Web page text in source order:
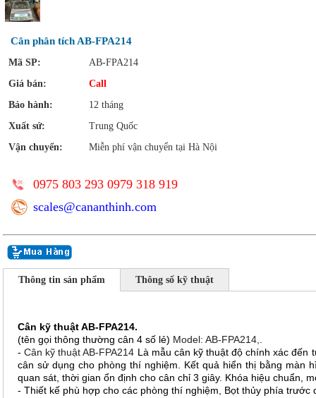
Cân phân tích AB-FPA214
Mã SP:
AB-FPA214
Giá bán:
Call
Bảo hành:
12 tháng
Xuất sứ:
Trung Quốc
Vận chuyển:
Miễn phí vận chuyển tại Hà Nội
0975 803 293 0979 318 919
scales@cananthinh.com
Thông tin sản phẩm Thông số kỹ thuật
Cân kỹ thuật AB-FPA214.
(tên gọi thông thường cân 4 số lẻ) Model: AB-FPA214,
-Cân kỹ thuật AB-FPA214 Là mẫu cân kỹ thuật độ chính xác
cân sử dụng cho phòng thí nghiệm. Kết quả hiển thị bằng
quan sát, thời gian ổn định cho cân chỉ 3 giây. Khóa hiệu chuẩn,
- Thiết kế phù hợp cho các phòng thí nghiệm, Bọt thủy phía trước